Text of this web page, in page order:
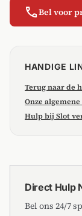
callBel voor
HANDIGE
Terug naar de
Onze
Hulp bij Slot
Direct Hulp
Bel ons 24/7